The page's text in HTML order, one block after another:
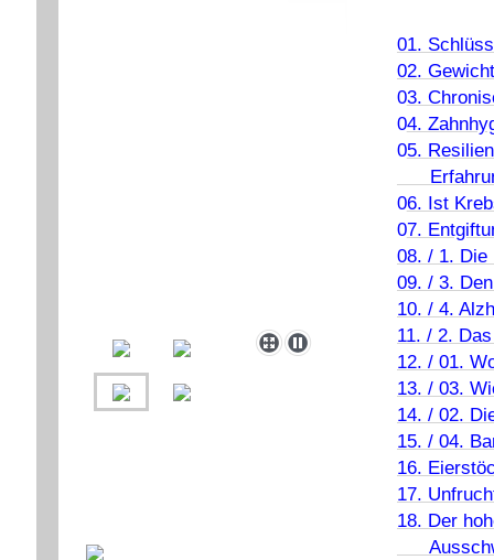
01.
02.
03.
04.
05.
06. Ist
07.
08. / 1. Die
09. / 3.
10. / 4.
11. / 2.
12. / 01.
13. / 03.
14. / 02.
15. / 04.
16.
17.
18. Der